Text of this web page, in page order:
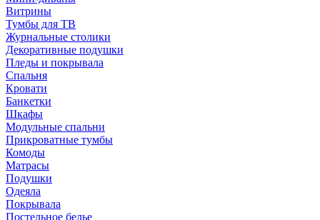
Витрины
Тумбы для ТВ
Журнальные столики
Декоративные подушки
Пледы и покрывала
Спальня
Кровати
Банкетки
Шкафы
Модульные спальни
Прикроватные тумбы
Комоды
Матрасы
Подушки
Одеяла
Покрывала
Постельное белье